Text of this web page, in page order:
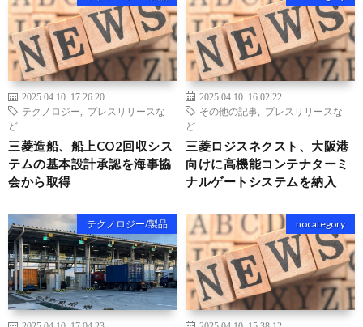
2025.04.10 17:26:20
テクノロジー
プレスリリースな
ど
三菱造船、船上CO2回収シス
テムの基本設計承認を海事協
会から取得
2025.04.10 16:02:22
その他の記事
プレスリリースな
ど
三菱ロジスネクスト、大阪港
向けに高機能コンテナターミ
ナルゲートシステムを納入
テクノロジー/製品 nocategory